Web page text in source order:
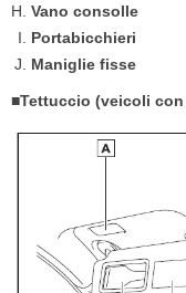
Vano consolle
Portabicchieri
Maniglie fisse
■Tettuccio (veicoli